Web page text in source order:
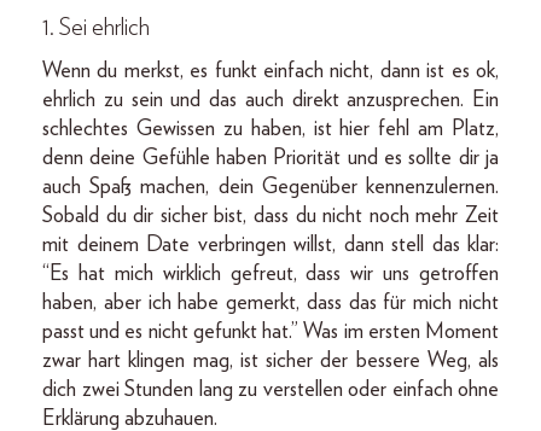
1. Sei ehrlich
Wenn du merkst, es funkt einfach nicht, dann ist es ok,
ehrlich zu sein und das auch direkt anzusprechen. Ein
schlechtes Gewissen zu haben, ist hier fehl am Platz,
denn deine Gefühle haben Priorität und es sollte dir ja
auch Spaß machen, dein Gegenüber kennenzulernen.
Sobald du dir sicher bist, dass du nicht noch mehr Zeit
mit deinem Date verbringen willst, dann stell das klar:
“Es hat mich wirklich gefreut, dass wir uns getroffen
haben, aber ich habe gemerkt, dass das für mich nicht
passt und es nicht gefunkt hat.” Was im ersten Moment
zwar hart klingen mag, ist sicher der bessere Weg, als
dich zwei Stunden lang zu verstellen oder einfach ohne
Erklärung abzuhauen.